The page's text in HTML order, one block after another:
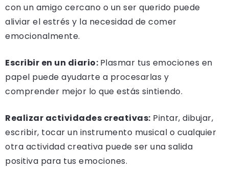
con un amigo cercano o un ser querido puede
aliviar el estrés y la necesidad de comer
emocionalmente.
Escribir en un diario: Plasmar tus emociones en
papel puede ayudarte a procesarlas y
comprender mejor lo que estás sintiendo.
Realizar actividades creativas: Pintar, dibujar,
escribir, tocar un instrumento musical o cualquier
otra actividad creativa puede ser una salida
positiva para tus emociones.